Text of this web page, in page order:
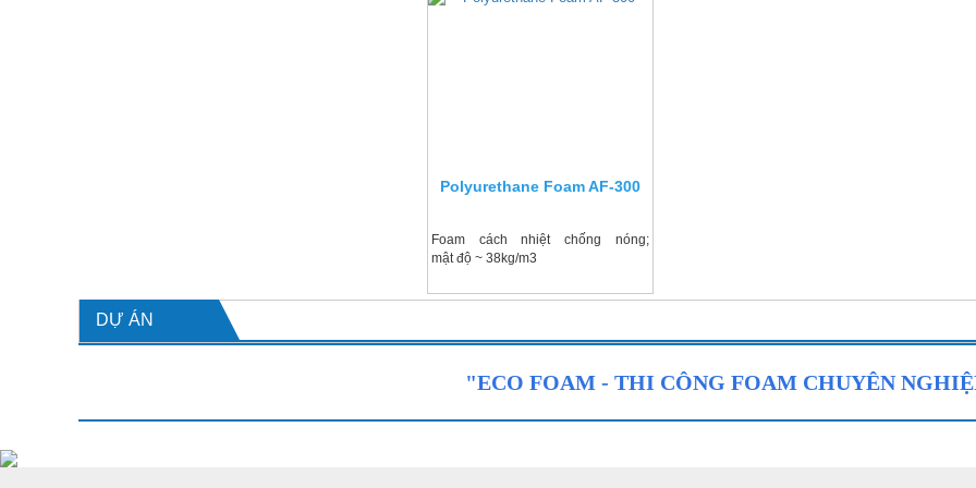
Polyurethane Foam AF-300
Foam cách nhiệt chống nóng;
mật độ ~ 38kg/m3
DỰ ÁN
"ECO FOAM - THI CÔNG FOAM CHUYÊN